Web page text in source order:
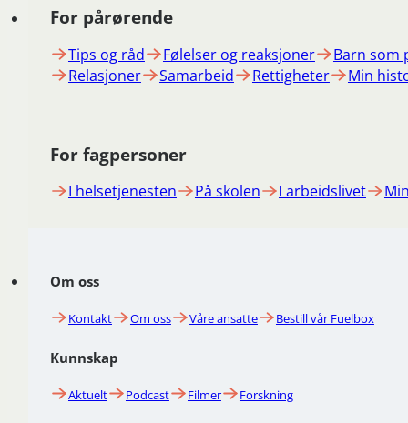
For pårørende
Tips og råd Følelser og reaksjoner
Barn som
Relasjoner
Samarbeid Rettigheter Min
For fagpersoner
I helsetjenesten På skolen I arbeidslivet
Om oss
Kontakt Om oss Våre ansatte Bestill vår Fuelbox
Kunnskap
Aktuelt Podcast Filmer Forskning